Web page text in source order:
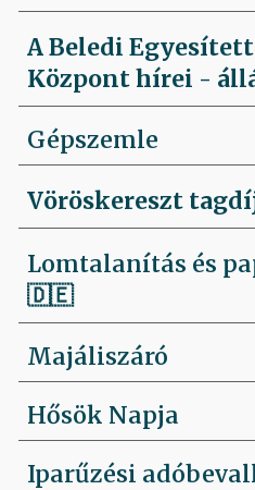
A Beledi
Központ hírei -
Gépszemle
Vöröskereszt
Lomtalanítás és
🇩🇪
Majáliszáró
Hősök Napja
Iparűzési